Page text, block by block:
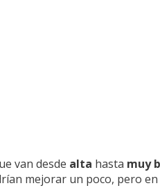
van desde alta hasta muy
mejorar un poco, pero